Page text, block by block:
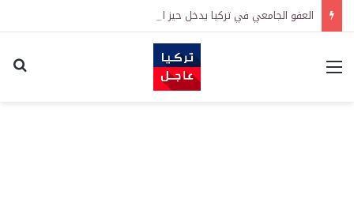
العفو الجامعي في تركيا يدخل حيز التنفيذ رسمياً
القائمة